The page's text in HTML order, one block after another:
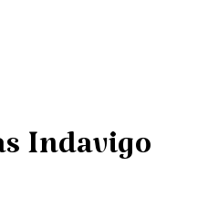
Indavigo